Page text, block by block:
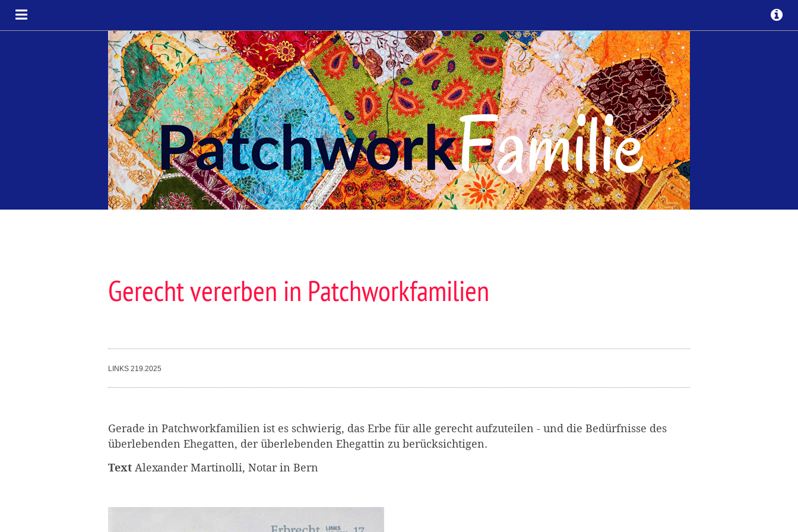
Gerecht vererben in Patchworkfamilien
LINKS 219.2025
Gerade in Patchworkfamilien ist es schwierig, das Erbe für alle gerecht aufzuteilen - und die Bedürfnisse des
überlebenden Ehegatten, der überlebenden Ehegattin zu berücksichtigen.
Text Alexander Martinolli, Notar in Bern